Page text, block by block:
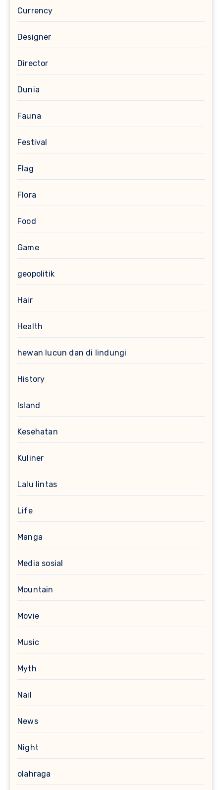
Currency
Designer
Director
Dunia
Fauna
Festival
Flag
Flora
Food
Game
geopolitik
Hair
Health
hewan lucun dan di lindungi
History
Island
Kesehatan
Kuliner
Lalu lintas
Life
Manga
Media sosial
Mountain
Movie
Music
Myth
Nail
News
Night
olahraga